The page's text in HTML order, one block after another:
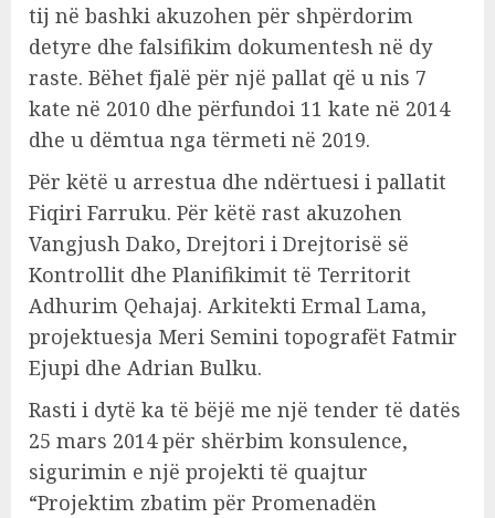
tij në bashki akuzohen për shpërdorim
detyre dhe falsifikim dokumentesh në dy
raste. Bëhet fjalë për një pallat që u nis 7
kate në 2010 dhe përfundoi 11 kate në 2014
dhe u dëmtua nga tërmeti në 2019.
Për këtë u arrestua dhe ndërtuesi i pallatit
Fiqiri Farruku. Për këtë rast akuzohen
Vangjush Dako, Drejtori i Drejtorisë së
Kontrollit dhe Planifikimit të Territorit
Adhurim Qehajaj. Arkitekti Ermal Lama,
projektuesja Meri Semini topografët Fatmir
Ejupi dhe Adrian Bulku.
Rasti i dytë ka të bëjë me një tender të datës
25 mars 2014 për shërbim konsulence,
sigurimin e një projekti të quajtur
“Projektim zbatim për Promenadën